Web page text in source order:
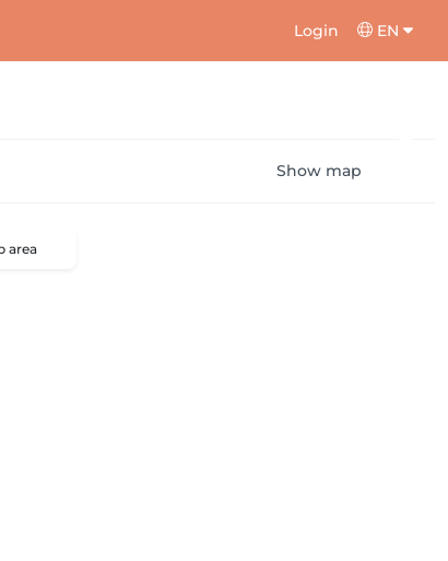
Login EN
Show map
area